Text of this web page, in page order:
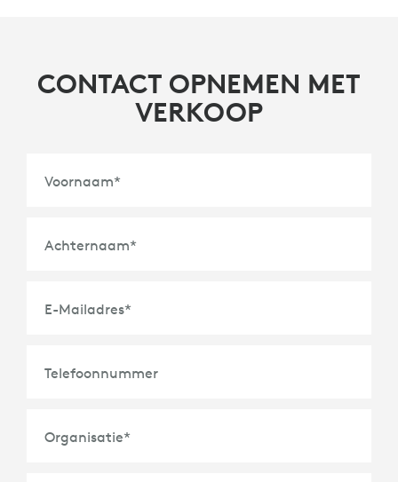
CONTACT OPNEMEN MET
VERKOOP
Voornaam*
Achternaam*
E-Mailadres*
Telefoonnummer
Organisatie*